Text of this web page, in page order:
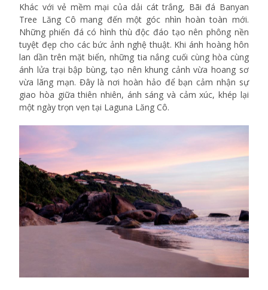
Khác với vẻ mềm mại của dải cát trắng, Bãi đá Banyan
Tree Lăng Cô mang đến một góc nhìn hoàn toàn mới.
Những phiến đá có hình thù độc đáo tạo nên phông nền
tuyệt đẹp cho các bức ảnh nghệ thuật. Khi ánh hoàng hôn
lan dần trên mặt biển, những tia nắng cuối cùng hòa cùng
ánh lửa trại bập bùng, tạo nên khung cảnh vừa hoang sơ
vừa lãng mạn. Đây là nơi hoàn hảo để bạn cảm nhận sự
giao hòa giữa thiên nhiên, ánh sáng và cảm xúc, khép lại
một ngày trọn vẹn tại Laguna Lăng Cô.